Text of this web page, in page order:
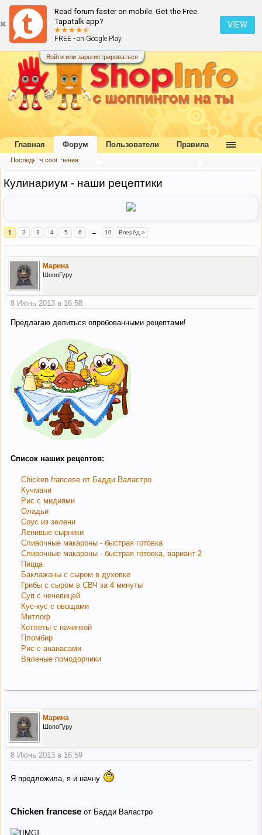
Read forum faster on mobile. Get the Free
Tapatalk app?
FREE - on Google Play
VIEW
Войти или зарегистрироваться
Форум ... Беседка
Кулинариум - наши рецептики
1 2 3 4 5 6 → 10 Вперёд >
Марина
ШопоГуру
8 Июнь 2013 в 16:58
Предлагаю делиться опробованными рецептами!
Список наших рецептов:
Chicken francese от Бадди Валастро
Кучмачи
Рис с мидиями
Оладьи
Соус из зелени
Ленивые сырники
Сливочные макароны - быстрая готовка
Сливочные макароны - быстрая готовка, вариант 2
Пицца
Баклажаны с сыром в духовке
Грибы с сыром в СВЧ за 4 минуты
Суп с чечевицей
Кус-кус с овощами
Митлоф
Котлеты с начинкой
Пломбир
Рис с ананасами
Вяленые помодорчики
Марина
ШопоГуру
8 Июнь 2013 в 16:59
Я предложила, я и начну
Chicken francese от Бадди Валастро
Главная Форум
Последние сообщения
Пользователи Правила